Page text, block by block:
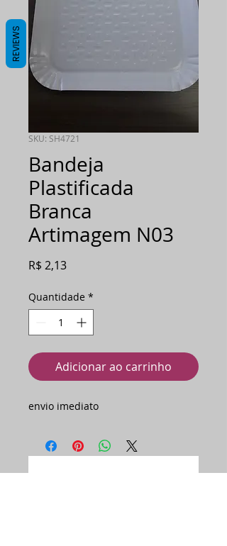
SKU: SH4721
Bandeja
Plastificada
Branca
Artimagem N03
R$ 2,13Preço
Quantidade *
Adicionar ao carrinho
envio imediato
REVIEWS